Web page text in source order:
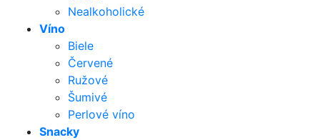
Nealkoholické
Víno
Biele
Červené
Ružové
Šumivé
Perlové víno
Snacky